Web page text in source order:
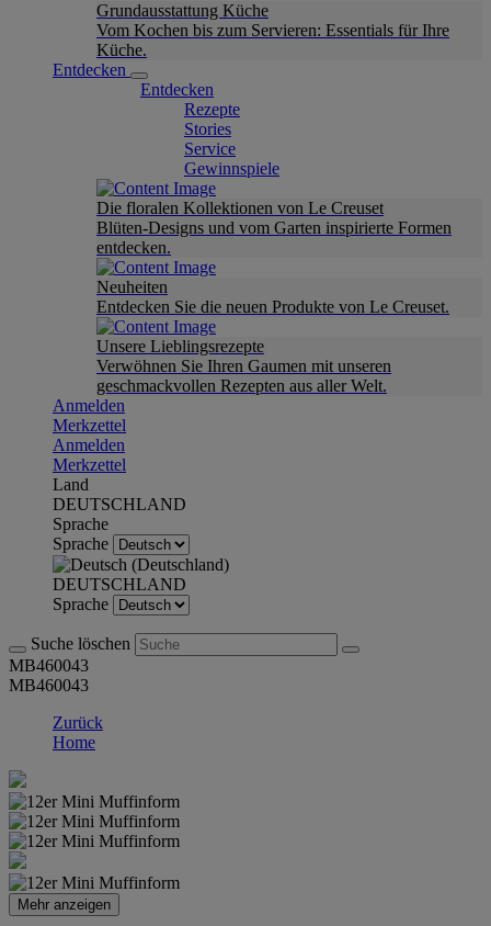
Grundausstattung Küche
Vom Kochen bis zum Servieren: Essentials für Ihre
Küche.
Entdecken
Entdecken
Rezepte
Stories
Service
Gewinnspiele
Die floralen Kollektionen von Le Creuset
Blüten-Designs und vom Garten inspirierte Formen
entdecken.
Neuheiten
Entdecken Sie die neuen Produkte von Le Creuset.
Unsere Lieblingsrezepte
Verwöhnen Sie Ihren Gaumen mit unseren
geschmackvollen Rezepten aus aller Welt.
Anmelden
Merkzettel
Anmelden
Merkzettel
Land
DEUTSCHLAND
Sprache
Sprache
DEUTSCHLAND
Sprache
Suche löschen
MB460043
MB460043
Zurück
Home
Mehr anzeigen